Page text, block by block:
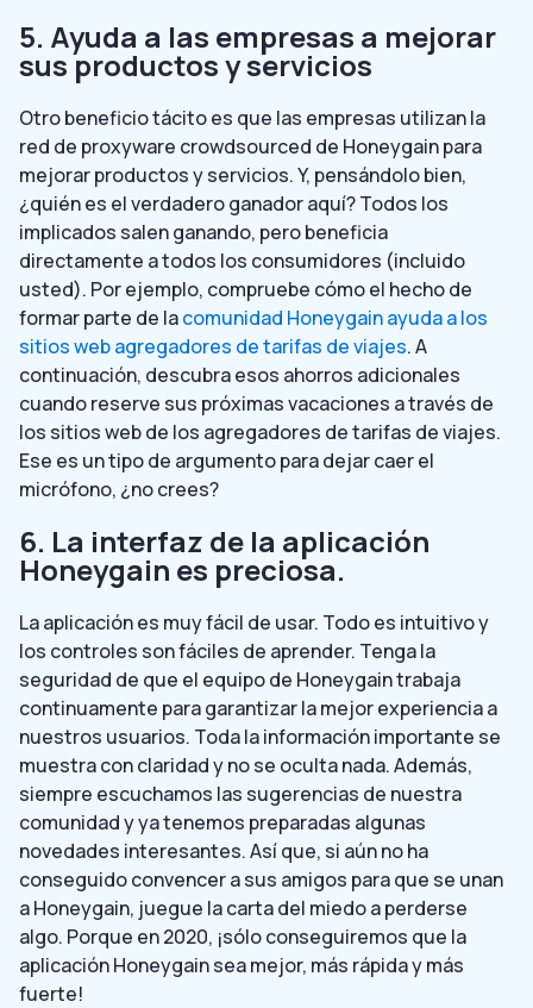
5. Ayuda a las empresas a mejorar
sus productos y servicios
Otro beneficio tácito es que las empresas utilizan la
red de proxyware crowdsourced de Honeygain para
mejorar productos y servicios. Y, pensándolo bien,
¿quién es el verdadero ganador aquí? Todos los
implicados salen ganando, pero beneficia
directamente a todos los consumidores (incluido
usted). Por ejemplo, compruebe cómo el hecho de
formar parte de lacomunidad Honeygain ayuda a los
sitios web agregadores de tarifas de viajes. A
continuación, descubra esos ahorros adicionales
cuando reserve sus próximas vacaciones a través de
los sitios web de los agregadores de tarifas de viajes.
Ese es un tipo de argumento para dejar caer el
micrófono, ¿no crees?
6. La interfaz de la aplicación
Honeygain es preciosa.
La aplicación es muy fácil de usar. Todo es intuitivo y
los controles son fáciles de aprender. Tenga la
seguridad de que el equipo de Honeygain trabaja
continuamente para garantizar la mejor experiencia a
nuestros usuarios. Toda la información importante se
muestra con claridad y no se oculta nada. Además,
siempre escuchamos las sugerencias de nuestra
comunidad y ya tenemos preparadas algunas
novedades interesantes. Así que, si aún no ha
conseguido convencer a sus amigos para que se unan
a Honeygain, juegue la carta del miedo a perderse
algo. Porque en 2020, ¡sólo conseguiremos que la
aplicación Honeygain sea mejor, más rápida y más
fuerte!